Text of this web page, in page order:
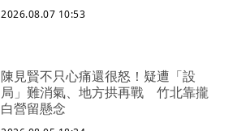
2026.08.07 10:53
陳見賢不只心痛還很怒！疑遭「設
局」難消氣、地方拱再戰 竹北靠攏
白營留懸念